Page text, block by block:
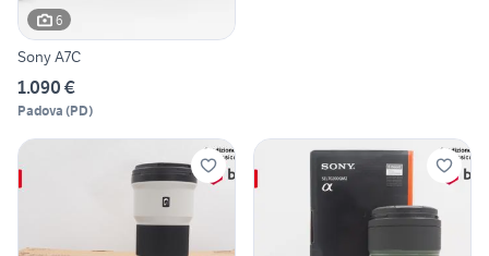
6
Sony A7C
1.090 €
Padova (PD)